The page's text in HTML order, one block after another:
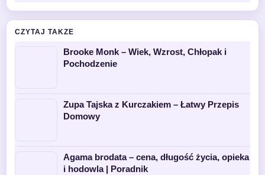
CZYTAJ TAKZE
Brooke Monk – Wiek, Wzrost, Chłopak i
Pochodzenie
Zupa Tajska z Kurczakiem – Łatwy Przepis
Domowy
Agama brodata – cena, długość życia, opieka
i hodowla | Poradnik